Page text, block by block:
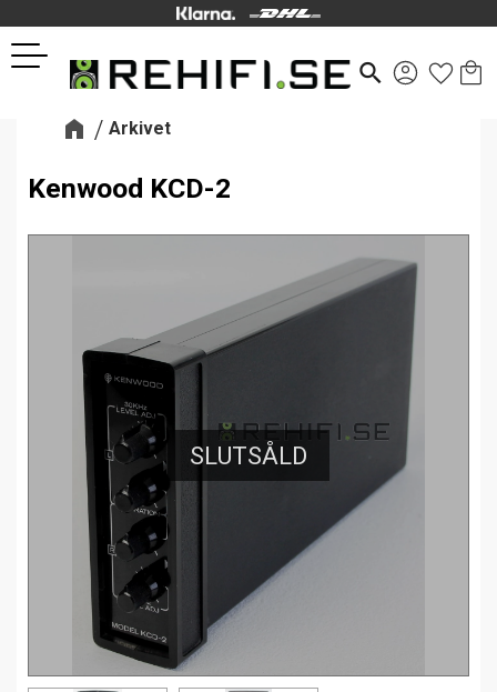
Meny
search
Arkivet
Kenwood KCD-2
SLUTSÅLD